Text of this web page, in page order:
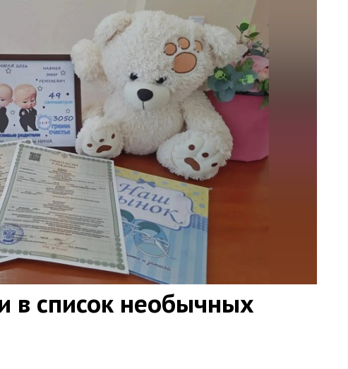
список необычных